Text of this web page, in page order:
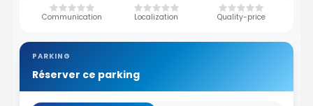
Communication Localization Quality-price
PARKING
Réserver ce parking